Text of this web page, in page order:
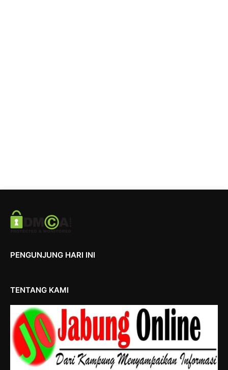
PENGUNJUNG HARI INI
TENTANG KAMI